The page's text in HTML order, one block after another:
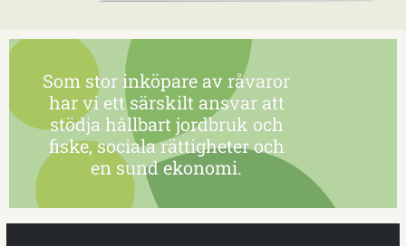
Som stor inköpare av råvaror
har vi ett särskilt ansvar att
stödja hållbart jordbruk och
fiske, sociala rättigheter och
en sund ekonomi.